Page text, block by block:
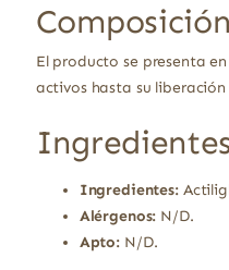
Composición
El producto se presenta
activos hasta su
Ingredientes:
Alérgenos: N/D.
Apto: N/D.